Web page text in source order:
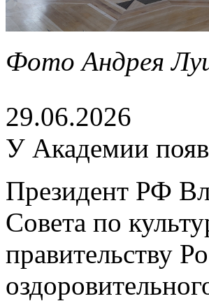
Фото Андрея
29.06.2026
У Академии
Президент РФ
Совета по
правительству